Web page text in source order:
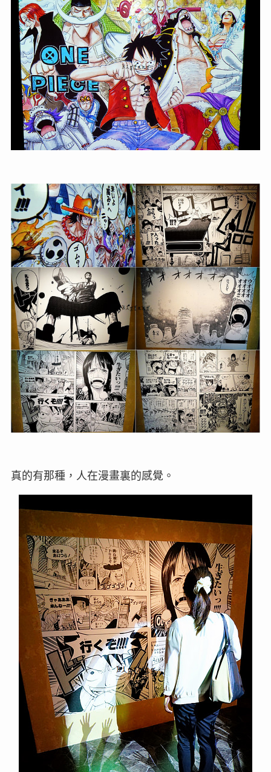
真的有那種，人在漫畫裏的感覺。